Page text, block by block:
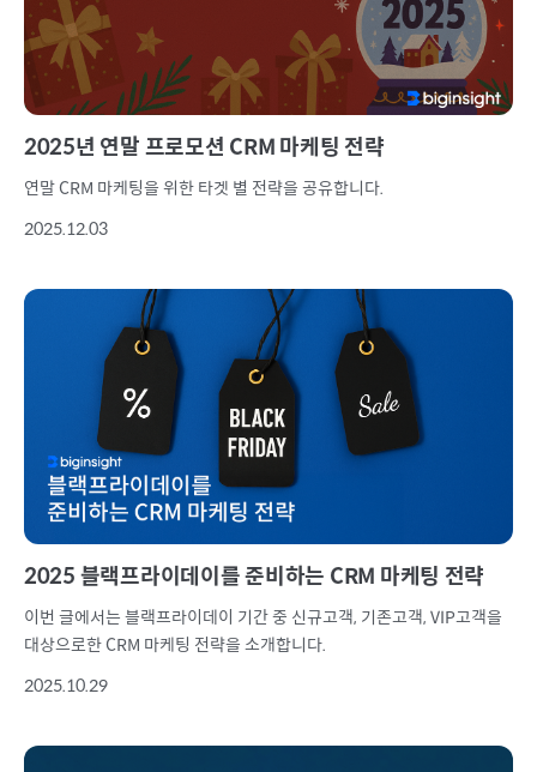
2025년 연말 프로모션 CRM 마케팅 전략
연말 CRM 마케팅을 위한 타겟 별 전략을 공유합니다.
2025.12.03
2025 블랙프라이데이를 준비하는 CRM 마케팅 전략
이번 글에서는 블랙프라이데이 기간 중 신규고객, 기존고객, VIP고객을
대상으로한 CRM 마케팅 전략을 소개합니다.
2025.10.29